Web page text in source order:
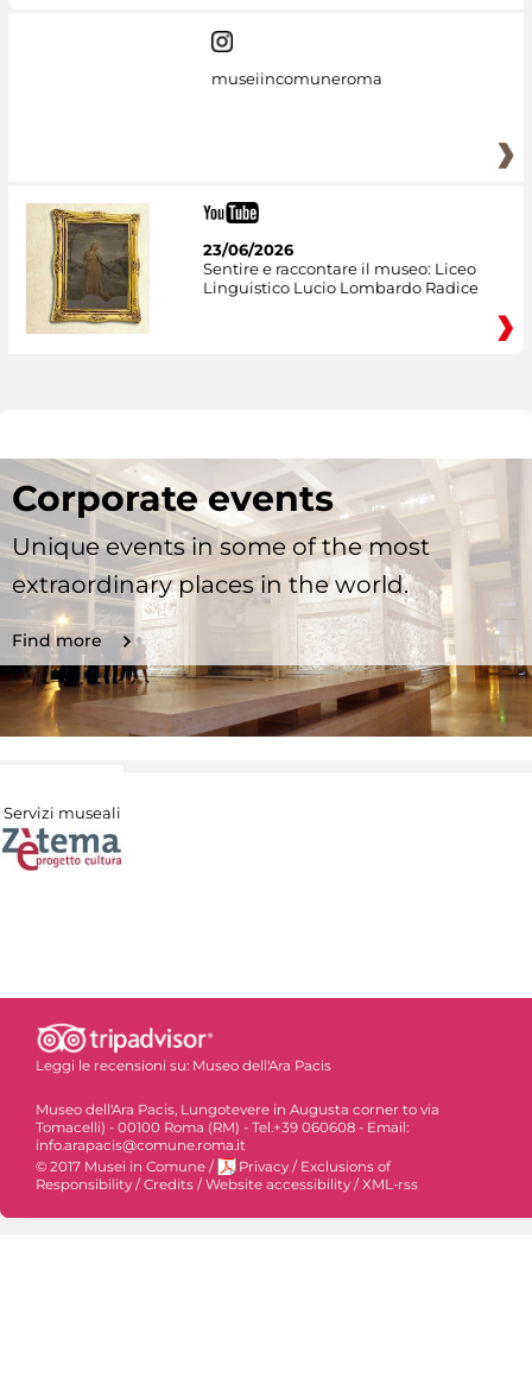
museiincomuneroma
23/06/2026
Sentire e raccontare il museo: Liceo
Linguistico Lucio Lombardo Radice
Corporate events
Unique events in some of the most
extraordinary places in the world.
Find more
Servizi museali
Leggi le recensioni su: Museo dell'Ara Pacis
Museo dell'Ara Pacis, Lungotevere in Augusta corner to via
Tomacelli) - 00100 Roma (RM) - Tel.+39 060608 - Email:
info.arapacis@comune.roma.it
© 2017 Musei in Comune / Privacy / Exclusions of
Responsibility / Credits / Website accessibility / XML-rss